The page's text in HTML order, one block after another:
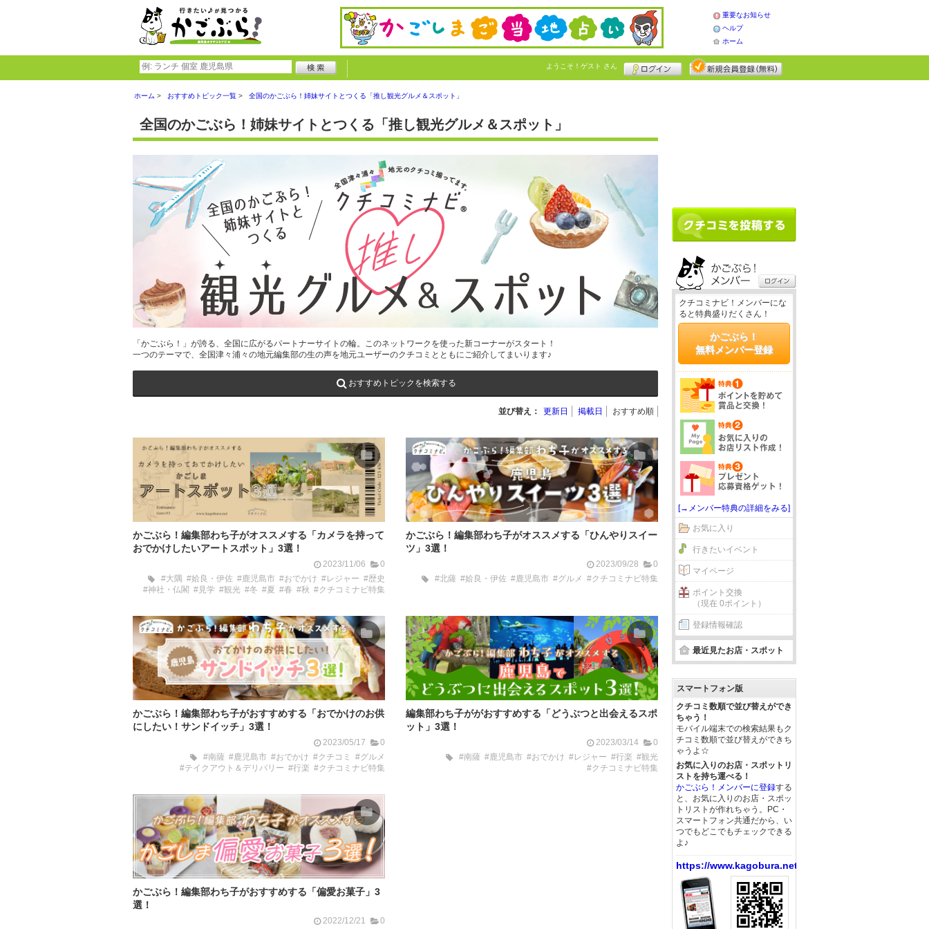
重要なお知らせ
ヘルプ
ホーム
ようこそ！ ゲスト さん
ホーム おすすめトピック一覧 全国のかごぶら！姉妹サイトとつくる「推し観光グルメ＆スポット」
全国のかごぶら！姉妹サイトとつくる「推し観光グルメ＆スポット」
「かごぶら！」が誇る、全国に広がるパートナーサイトの輪。このネットワークを使った新コーナーがスタート！
一つのテーマで、全国津々浦々の地元編集部の生の声を地元ユーザーのクチコミとともにご紹介してまいります♪
おすすめトピックを検索する
並び替え： 更新日 掲載日 おすすめ順
かごぶら！編集部わち子がオススメする「カメラを持って
おでかけしたいアートスポット」3選！
2023/11/06
0
#大隅 #姶良・伊佐 #鹿児島市 #おでかけ #レジャー #歴史
#神社・仏閣 #見学 #観光 #冬 #夏 #春 #秋 #クチコミナビ特集
かごぶら！編集部わち子がオススメする「ひんやりスイー
ツ」3選！
2023/09/28
0
#北薩 #姶良・伊佐 #鹿児島市 #グルメ #クチコミナビ特集
かごぶら！編集部わち子がおすすめする「おでかけのお供
にしたい！サンドイッチ」3選！
2023/05/17
0
#南薩 #鹿児島市 #おでかけ #クチコミ
#グルメ
#テイクアウト＆デリバリー #行楽 #クチコミナビ特集
編集部わち子ががおすすめする「どうぶつと出会えるスポ
ット」3選！
2023/03/14
0
#南薩 #鹿児島市 #おでかけ #レジャー #行楽 #観光
#クチコミナビ特集
かごぶら！編集部わち子がおすすめする「偏愛お菓子」3
選！
2022/12/21
0
クチコミナビ！メンバーにな
ると特典盛りだくさん！
かごぶら！
無料メンバー登録
[→メンバー特典の詳細をみる]
お気に入り
行きたいイベント
マイページ
ポイント交換
（現在 0ポイント）
登録情報確認
最近見たお店・スポット
スマートフォン版
クチコミ数順で並び替えができ
ちゃう！
モバイル端末での検索結果もク
チコミ数順で並び替えができち
ゃうよ☆
お気に入りのお店・スポットリ
ストを持ち運べる！
かごぶら！メンバーに登録する
と、お気に入りのお店・スポッ
トリストが作れちゃう。PC・
スマートフォン共通だから、い
つでもどこでもチェックできる
よ♪
https://www.kagobura.net/